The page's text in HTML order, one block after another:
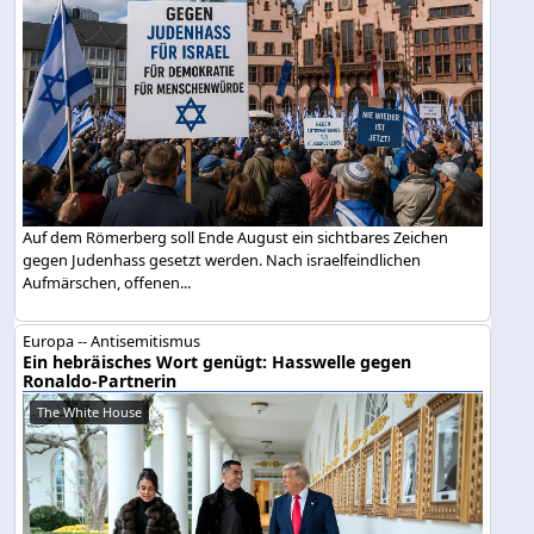
Auf dem Römerberg soll Ende August ein sichtbares Zeichen
gegen Judenhass gesetzt werden. Nach israelfeindlichen
Aufmärschen, offenen...
Europa -- Antisemitismus
Ein hebräisches Wort genügt: Hasswelle gegen
Ronaldo-Partnerin
The White House